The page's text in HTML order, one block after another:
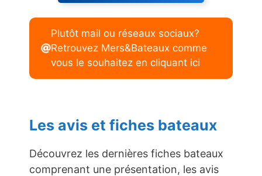
Plutôt mail ou réseaux sociaux?
Retrouvez Mers&Bateaux comme
vous le souhaitez en cliquant ici
Les avis et fiches bateaux
Découvrez les dernières fiches bateaux
comprenant une présentation, les avis